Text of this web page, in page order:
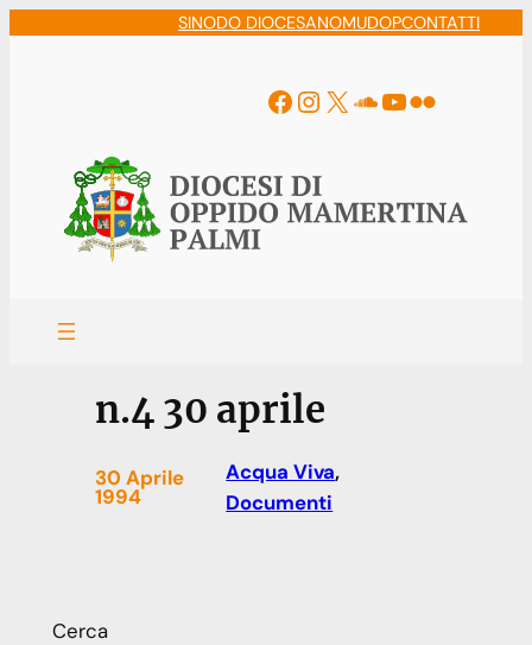
SINODO DIOCESANOMUDOPCONTATTI
Facebook
Instagram
X Soundcloud
YouTube
Flickr
n.4 30 aprile
30 Aprile
1994
Acqua Viva
Documenti
Cerca